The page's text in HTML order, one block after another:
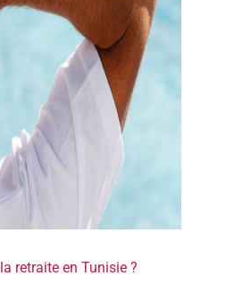
retraite en Tunisie ?